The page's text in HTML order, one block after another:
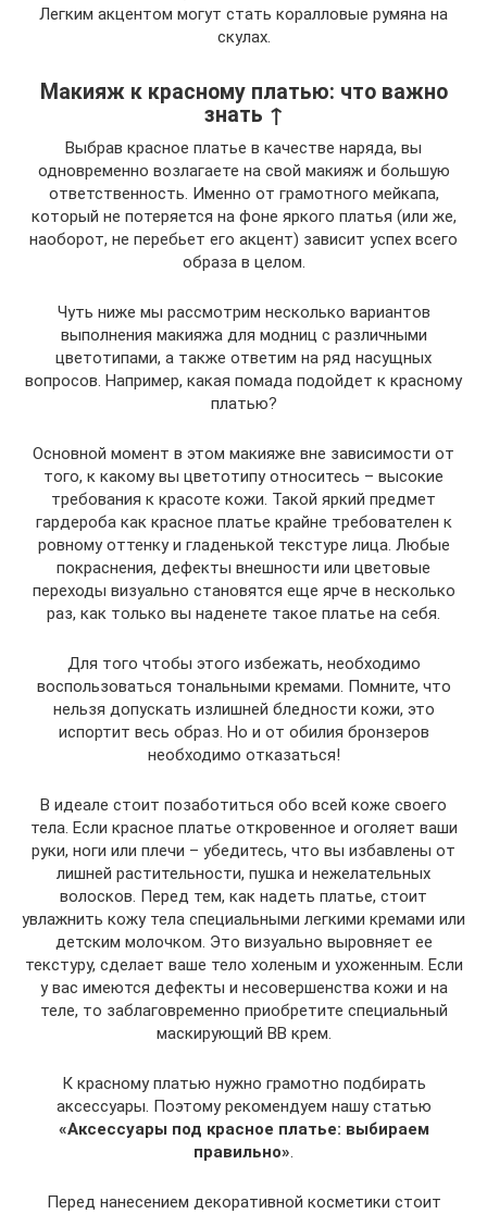
Легким акцентом могут стать коралловые румяна на
скулах.
Макияж к красному платью: что важно
знать ↑
Выбрав красное платье в качестве наряда, вы
одновременно возлагаете на свой макияж и большую
ответственность. Именно от грамотного мейкапа,
который не потеряется на фоне яркого платья (или же,
наоборот, не перебьет его акцент) зависит успех всего
образа в целом.
Чуть ниже мы рассмотрим несколько вариантов
выполнения макияжа для модниц с различными
цветотипами, а также ответим на ряд насущных
вопросов. Например, какая помада подойдет к красному
платью?
Основной момент в этом макияже вне зависимости от
того, к какому вы цветотипу относитесь – высокие
требования к красоте кожи. Такой яркий предмет
гардероба как красное платье крайне требователен к
ровному оттенку и гладенькой текстуре лица. Любые
покраснения, дефекты внешности или цветовые
переходы визуально становятся еще ярче в несколько
раз, как только вы наденете такое платье на себя.
Для того чтобы этого избежать, необходимо
воспользоваться тональными кремами. Помните, что
нельзя допускать излишней бледности кожи, это
испортит весь образ. Но и от обилия бронзеров
необходимо отказаться!
В идеале стоит позаботиться обо всей коже своего
тела. Если красное платье откровенное и оголяет ваши
руки, ноги или плечи – убедитесь, что вы избавлены от
лишней растительности, пушка и нежелательных
волосков. Перед тем, как надеть платье, стоит
увлажнить кожу тела специальными легкими кремами или
детским молочком. Это визуально выровняет ее
текстуру, сделает ваше тело холеным и ухоженным. Если
у вас имеются дефекты и несовершенства кожи и на
теле, то заблаговременно приобретите специальный
маскирующий ВВ крем.
К красному платью нужно грамотно подбирать
аксессуары. Поэтому рекомендуем нашу статью
«Аксессуары под красное платье: выбираем
правильно».
Перед нанесением декоративной косметики стоит